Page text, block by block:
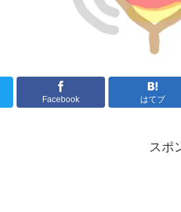
Facebook はてブ
スポ